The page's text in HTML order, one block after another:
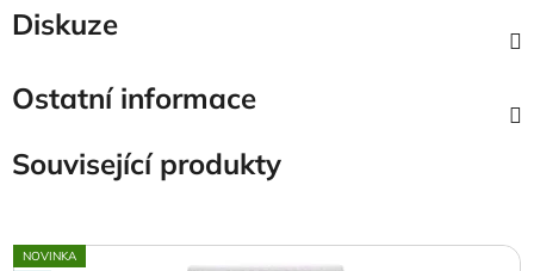
Diskuze
Ostatní informace
Související produkty
NOVINKA